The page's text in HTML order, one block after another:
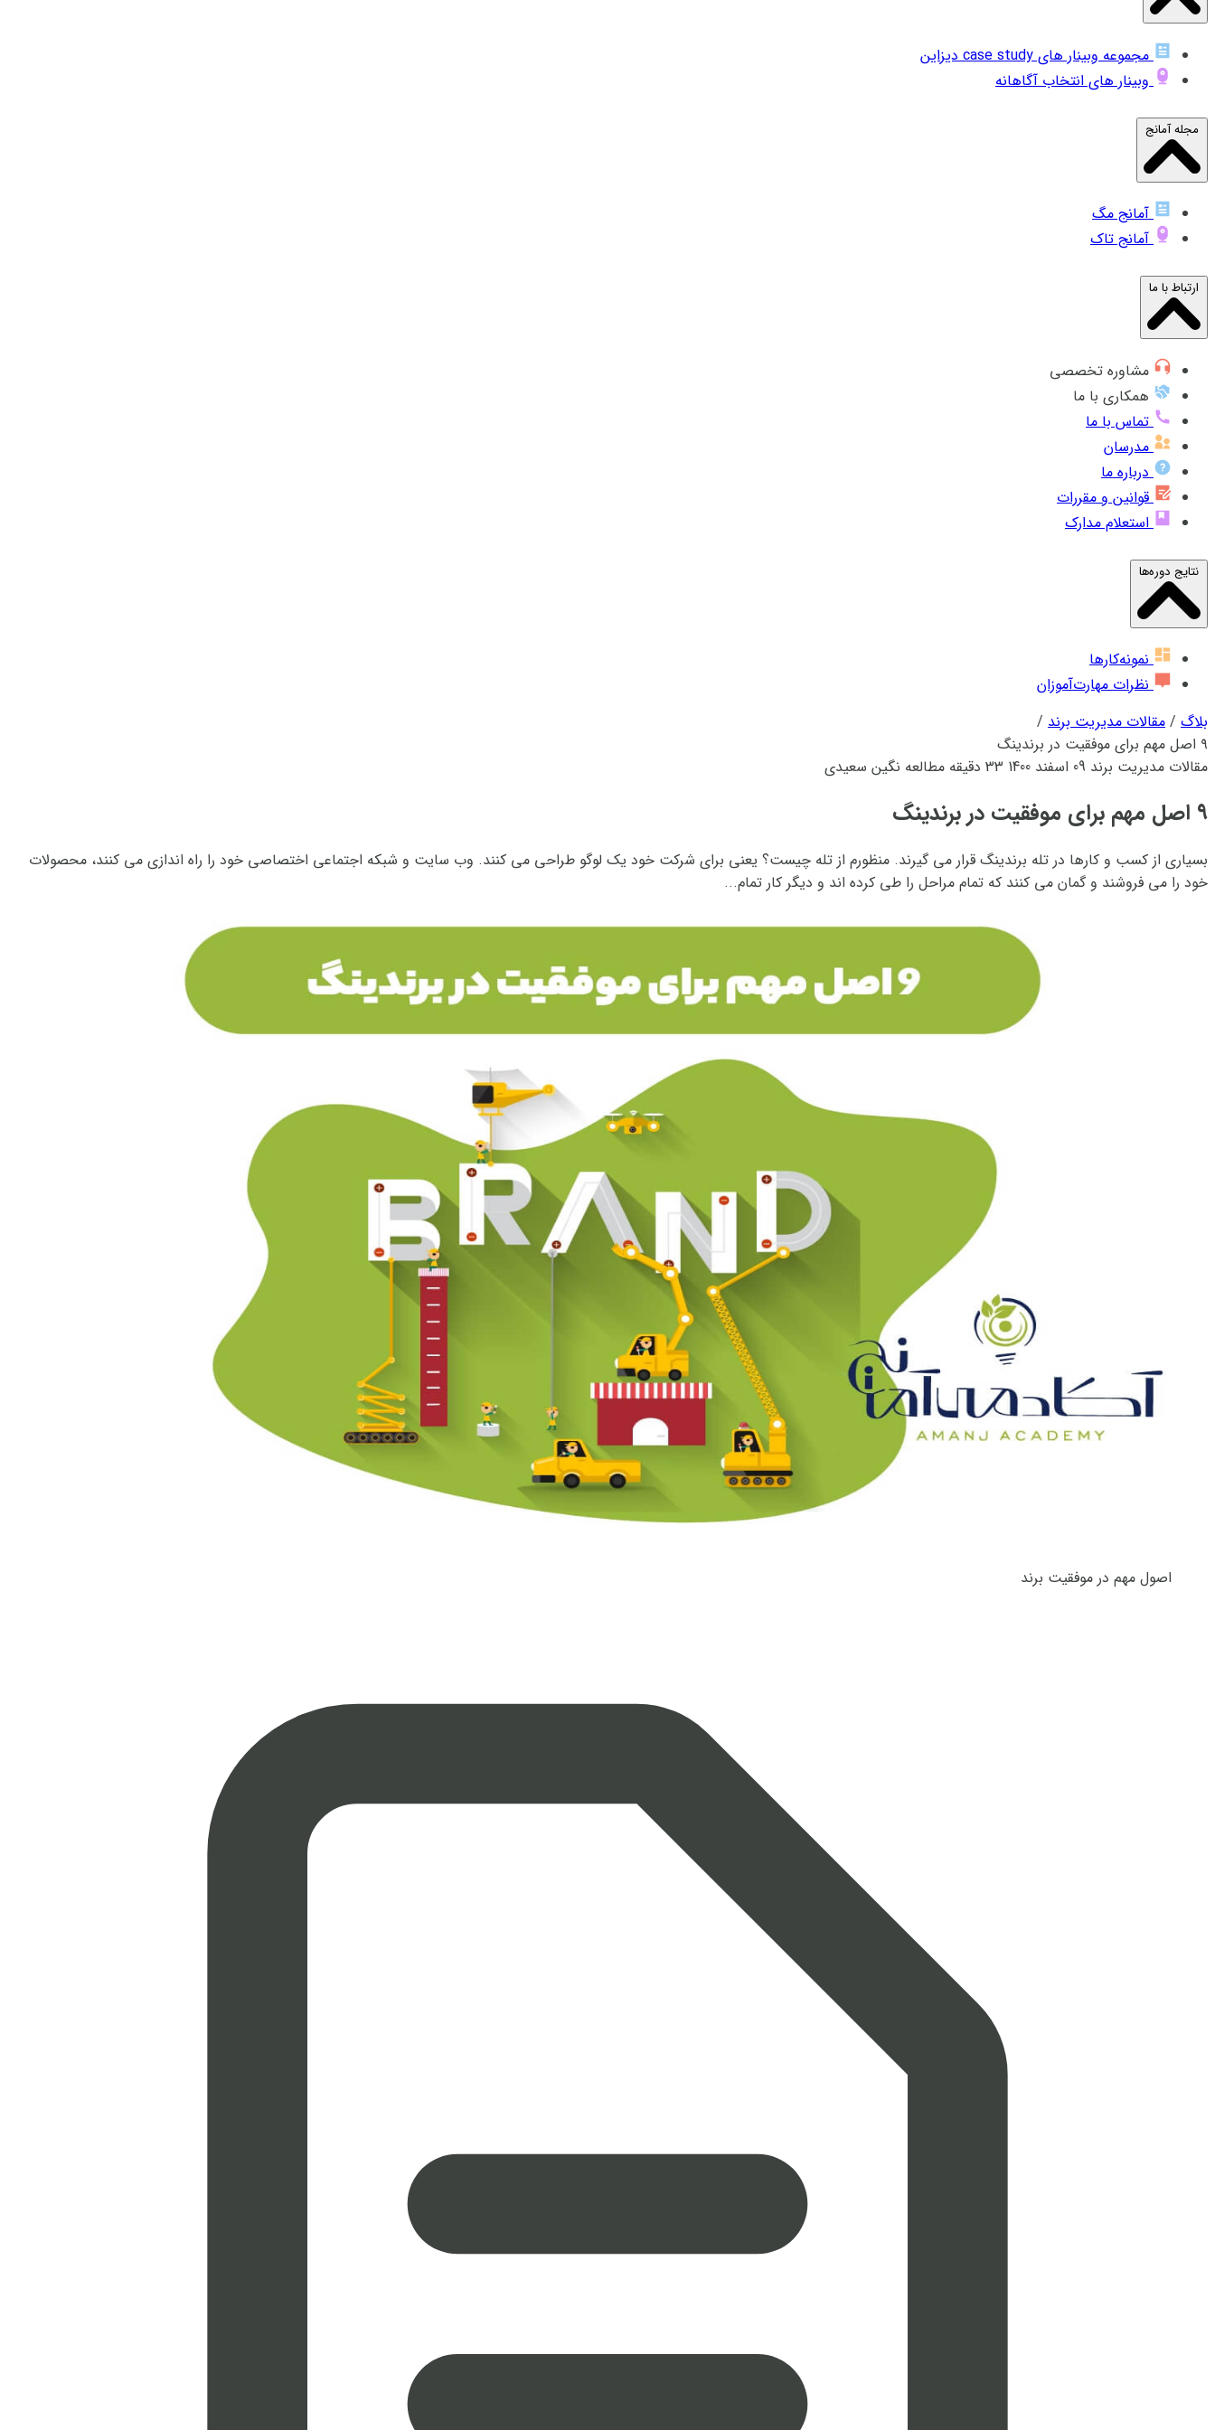
مجموعه وبینار های case study دیزاین
وبینار های انتخاب آگاهانه
مجله آمانج
آمانج مگ
آمانج تاک
ارتباط با ما
مشاوره تخصصی
همکاری با ما
تماس با ما
مدرسان
درباره ما
قوانین و مقررات
استعلام مدارک
نتایج دوره‌ها
نمونه‌کارها
نظرات مهارت‌آموزان
بلاگ / مقالات مدیریت برند /
۹ اصل مهم برای موفقیت در برندینگ
مقالات مدیریت برند 09 اسفند 1400 33 دقیقه مطالعه نگین سعیدی
۹ اصل مهم برای موفقیت در برندینگ
بسیاری از کسب و کارها در تله برندینگ قرار می گیرند. منظورم از تله چیست؟ یعنی برای شرکت خود یک لوگو طراحی می کنند. وب سایت و شبکه اجتماعی اختصاصی خود را راه اندازی می کنند، محصولات
خود را می فروشند و گمان می کنند که تمام مراحل را طی کرده اند و دیگر کار تمام...
اصول مهم در موفقیت برند